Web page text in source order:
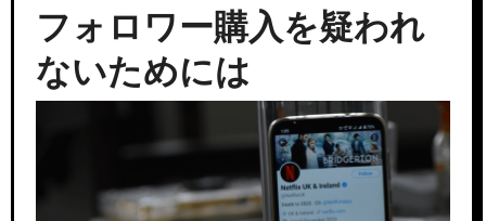
フォロワー購入を疑われ
ないためには